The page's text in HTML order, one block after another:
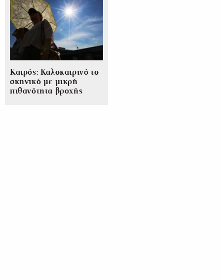
Καιρός: Καλοκαιρινό το
σκηνικό με μικρή
πιθανότητα βροχής